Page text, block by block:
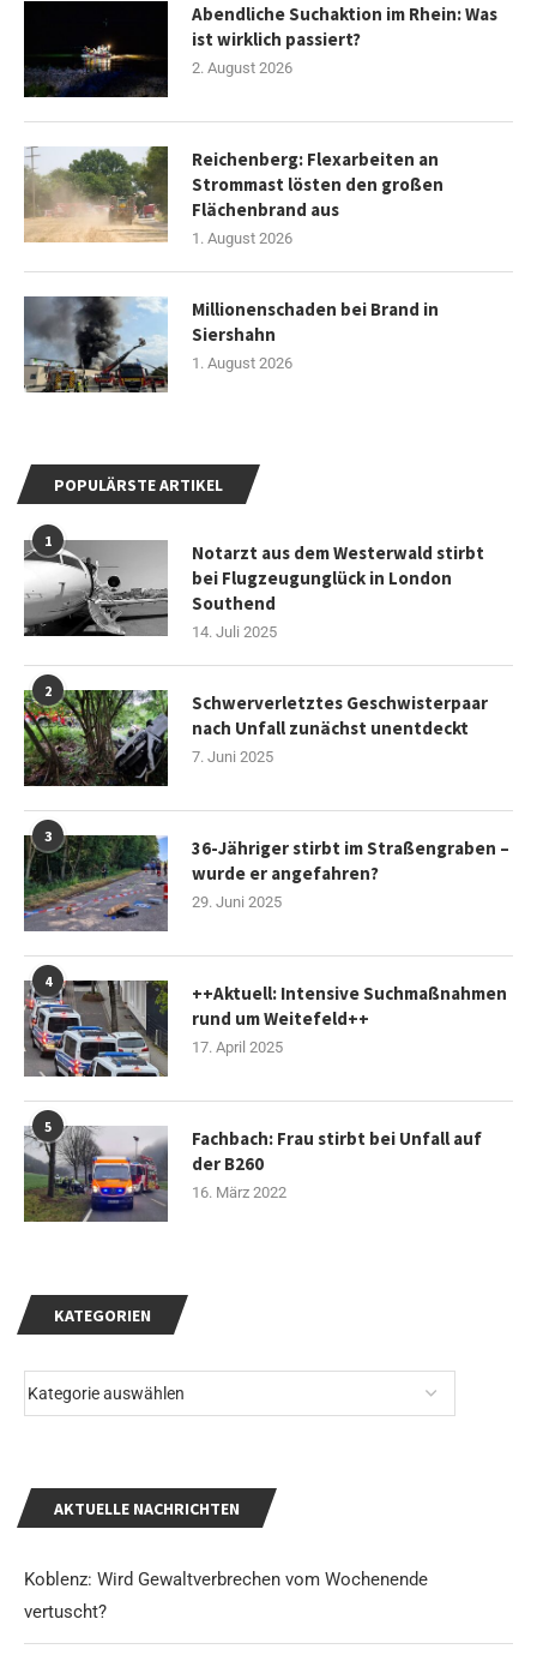
KATEGORIEN
AKTUELLE NACHRICHTEN
Koblenz: Wird Gewaltverbrechen vom Wochenende
vertuscht?
Abendliche Suchaktion im Rhein: Was
ist wirklich passiert?
2. August 2026
Reichenberg: Flexarbeiten an
Strommast lösten den großen
Flächenbrand aus
1. August 2026
Millionenschaden bei Brand in
Siershahn
1. August 2026
POPULÄRSTE ARTIKEL
1
Notarzt aus dem Westerwald stirbt
bei Flugzeugunglück in London
Southend
14. Juli 2025
2
Schwerverletztes Geschwisterpaar
nach Unfall zunächst unentdeckt
7. Juni 2025
3
36-Jähriger stirbt im Straßengraben –
wurde er angefahren?
29. Juni 2025
4
++Aktuell: Intensive Suchmaßnahmen
rund um Weitefeld++
17. April 2025
5
Fachbach: Frau stirbt bei Unfall auf
der B260
16. März 2022